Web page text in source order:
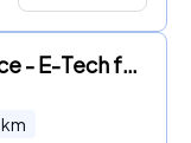
Renault Espace - E-Tech full hybrid 200 techno 7p. NIEUW MODEL / 7 STOELEN /
km